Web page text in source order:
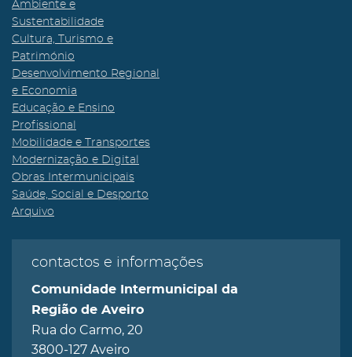
Ambiente e
Sustentabilidade
Cultura, Turismo e
Património
Desenvolvimento Regional
e Economia
Educação e Ensino
Profissional
Mobilidade e Transportes
Modernização e Digital
Obras Intermunicipais
Saúde, Social e Desporto
Arquivo
contactos e informações
Comunidade Intermunicipal da
Região de Aveiro
Rua do Carmo, 20
3800-127 Aveiro